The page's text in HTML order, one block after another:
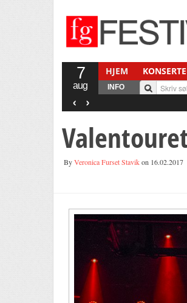
7
aug
HJEM
INFO
‹ ›
ByVeronica Furset Stavikon 16.02.2017